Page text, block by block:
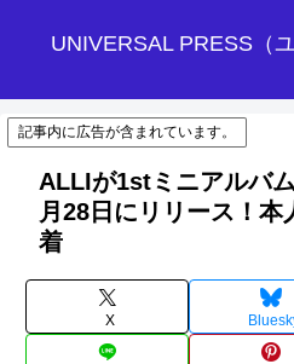
UNIVERSAL PRESS（
記事内に広告が含まれています。
ALLIが1stミニアルバ
⽉28⽇にリリース！本
着
X